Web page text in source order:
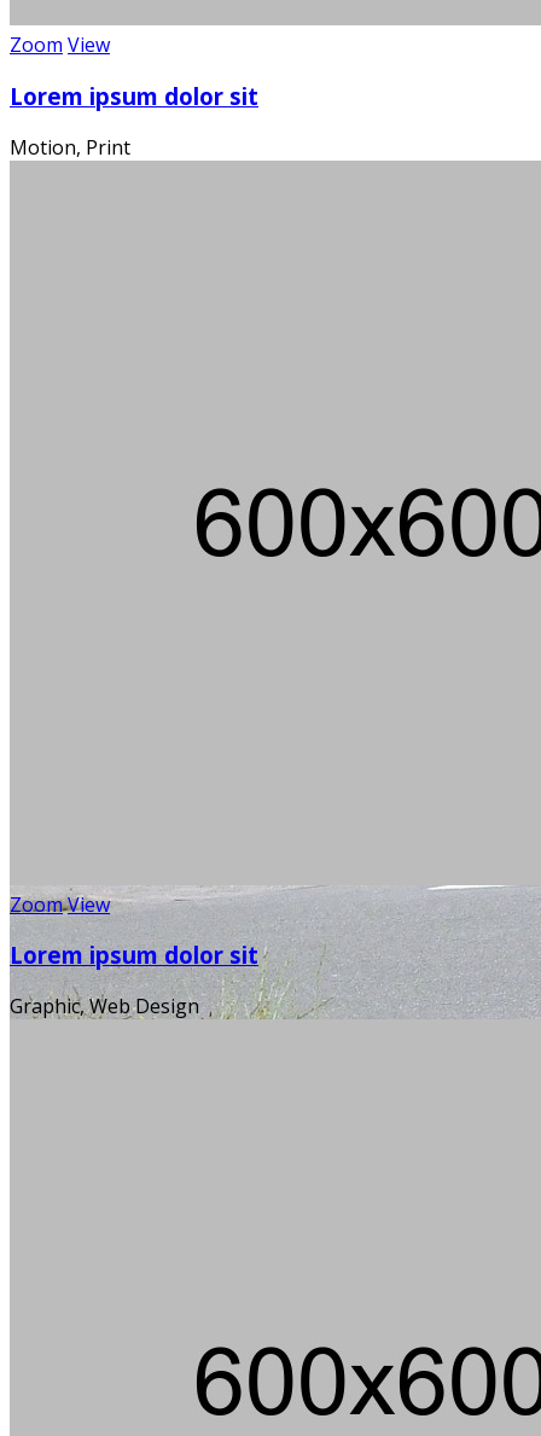
Zoom View
Lorem ipsum dolor sit
Motion, Print
ZoomView
Lorem ipsum dolor sit
Graphic, Web Design